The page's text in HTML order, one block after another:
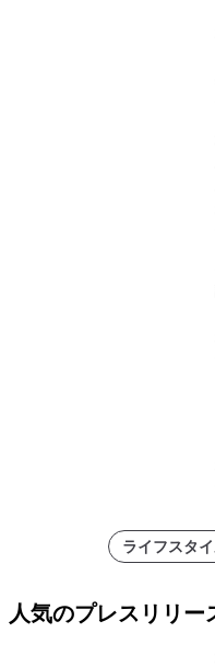
ライフスタ
人気のプレスリリー